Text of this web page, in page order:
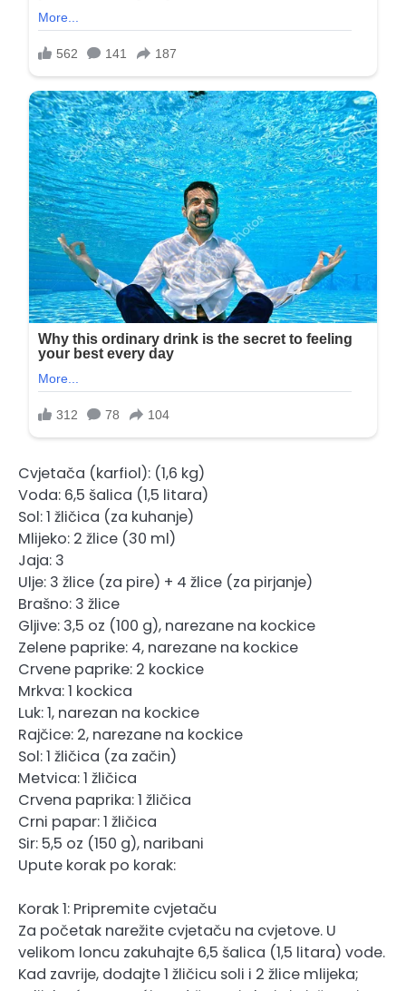
Cvjetača (karfiol): (1,6 kg)
Voda: 6,5 šalica (1,5 litara)
Sol: 1 žličica (za kuhanje)
Mlijeko: 2 žlice (30 ml)
Jaja: 3
Ulje: 3 žlice (za pire) + 4 žlice (za pirjanje)
Brašno: 3 žlice
Gljive: 3,5 oz (100 g), narezane na kockice
Zelene paprike: 4, narezane na kockice
Crvene paprike: 2 kockice
Mrkva: 1 kockica
Luk: 1, narezan na kockice
Rajčice: 2, narezane na kockice
Sol: 1 žličica (za začin)
Metvica: 1 žličica
Crvena paprika: 1 žličica
Crni papar: 1 žličica
Sir: 5,5 oz (150 g), naribani
Upute korak po korak:
Korak 1: Pripremite cvjetaču
Za početak narežite cvjetaču na cvjetove. U
velikom loncu zakuhajte 6,5 šalica (1,5 litara) vode.
Kad zavrije, dodajte 1 žličicu soli i 2 žlice mlijeka;